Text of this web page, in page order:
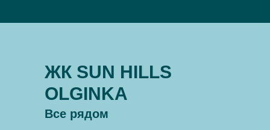
ЖК SUN HILLS
OLGINKA
Все рядом